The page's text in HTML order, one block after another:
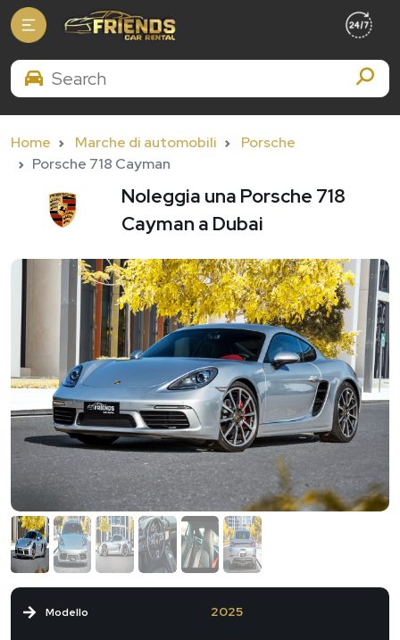
Search Brands
Home Marche di automobili
Porsche
Porsche 718 Cayman
Noleggia una Porsche 718
Cayman a Dubai
Modello 2025